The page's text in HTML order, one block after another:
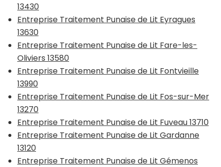
13430
Entreprise Traitement Punaise de Lit Eyragues
13630
Entreprise Traitement Punaise de Lit Fare-les-
Oliviers 13580
Entreprise Traitement Punaise de Lit Fontvieille
13990
Entreprise Traitement Punaise de Lit Fos-sur-Mer
13270
Entreprise Traitement Punaise de Lit Fuveau 13710
Entreprise Traitement Punaise de Lit Gardanne
13120
Entreprise Traitement Punaise de Lit Gémenos